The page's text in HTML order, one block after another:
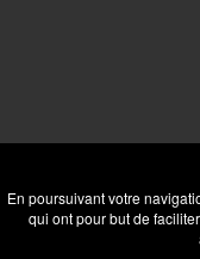
En poursuivant votre
qui ont pour but de